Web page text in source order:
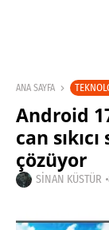
ANA SAYFA
Android
can
çözüyor
SINAN KÜSTÜR